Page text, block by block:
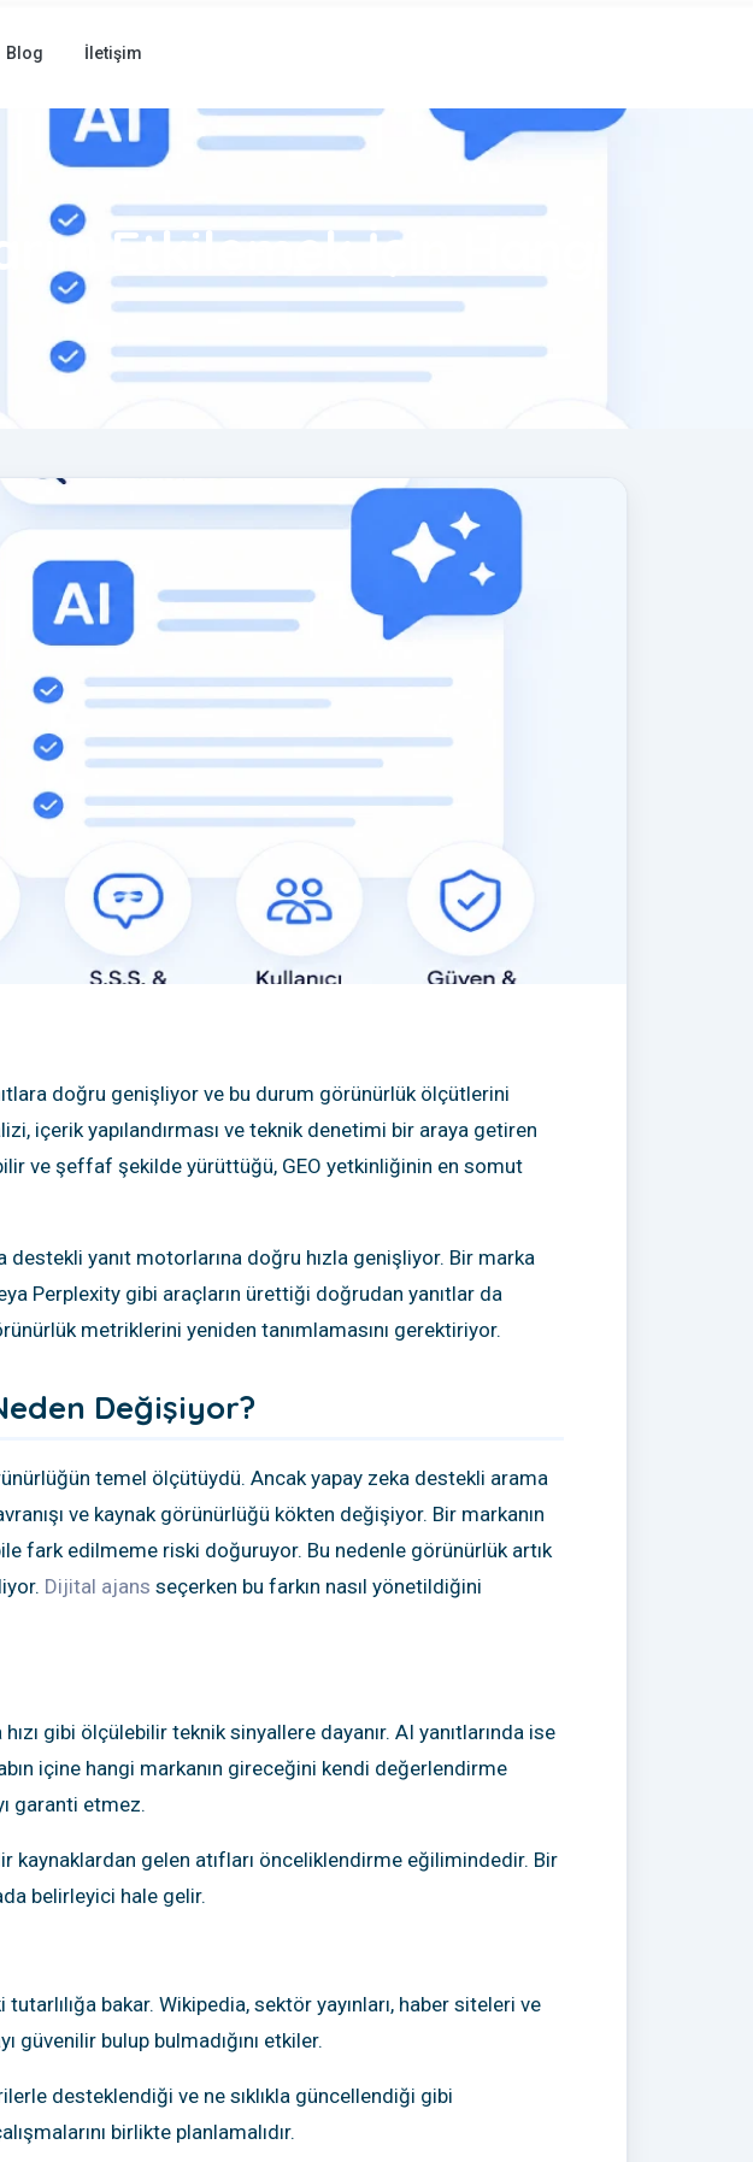
Blog İletişim
Etkilemek İçin Hangi
doğru genişliyor ve bu durum görünürlük ölçütlerini
içerik yapılandırması ve teknik denetimi bir araya getiren
ve şeffaf şekilde yürüttüğü, GEO yetkinliğinin en somut
destekli yanıt motorlarına doğru hızla genişliyor. Bir marka
Perplexity gibi araçların ürettiği doğrudan yanıtlar da
metriklerini yeniden tanımlamasını gerektiriyor.
Değişiyor?
temel ölçütüydü. Ancak yapay zeka destekli arama
ve kaynak görünürlüğü kökten değişiyor. Bir markanın
fark edilmeme riski doğuruyor. Bu nedenle görünürlük artık
Dijital ajans seçerken bu farkın nasıl yönetildiğini
gibi ölçülebilir teknik sinyallere dayanır. AI yanıtlarında ise
içine hangi markanın gireceğini kendi değerlendirme
garanti etmez.
kaynaklardan gelen atıfları önceliklendirme eğilimindedir. Bir
belirleyici hale gelir.
bakar. Wikipedia, sektör yayınları, haber siteleri ve
güvenilir bulup bulmadığını etkiler.
desteklendiği ve ne sıklıkla güncellendiği gibi
birlikte planlamalıdır.